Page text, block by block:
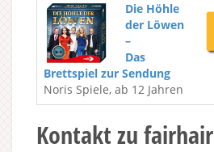
Die Höhle
der Löwen
–
Das
Brettspiel zur Sendung
Noris Spiele, ab 12 Jahren
Kontakt zu fairhair